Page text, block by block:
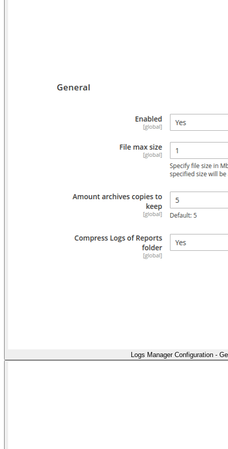
Logs Manager Configuration -